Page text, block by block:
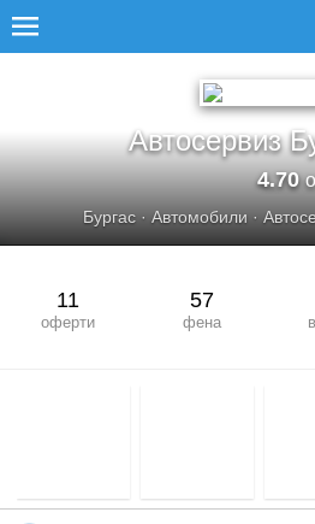
Автосервиз
4.70
Бургас·Автомобили·
11
оферти
57
фена